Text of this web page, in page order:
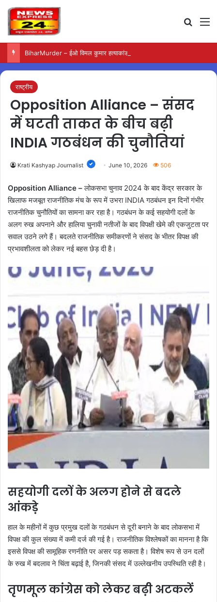
राष्ट्रीय
Opposition Alliance – संसद
में घटती ताकत के बीच बढ़ी
INDIA गठबंधन की चुनौतियां
Krati Kashyap Journalist June 10, 2026 506
Opposition Alliance –लोकसभा चुनाव 2024 के बाद केंद्र सरकार के
खिलाफ मजबूत राजनीतिक मंच के रूप में उभरा INDIA गठबंधन इन दिनों गंभीर
राजनीतिक चुनौतियों का सामना कर रहा है। गठबंधन के कई सहयोगी दलों के
अलग रुख अपनाने और हालिया चुनावी नतीजों के बाद विपक्षी खेमे की एकजुटता पर
सवाल उठने लगे हैं। बदलते राजनीतिक समीकरणों ने संसद के भीतर विपक्ष की
प्रभावशीलता को लेकर नई बहस छेड़ दी है।
सहयोगी दलों के अलग होने से बदले
आंकड़े
हाल के महीनों में कुछ प्रमुख दलों के गठबंधन से दूरी बनाने के बाद लोकसभा में
विपक्ष की कुल संख्या में कमी दर्ज की गई है। राजनीतिक विश्लेषकों का मानना है कि
इससे विपक्ष की सामूहिक रणनीति पर असर पड़ सकता है। विशेष रूप से उन दलों
के रुख में बदलाव ने चिंता बढ़ाई है, जिनकी संसद में उल्लेखनीय उपस्थिति रही है।
तृणमूल कांग्रेस को लेकर बढ़ी अटकलें